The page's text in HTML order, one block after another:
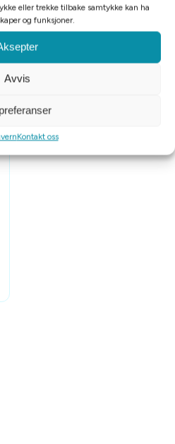
eller trekke tilbake samtykke kan ha
og funksjoner.
Avvis
Kontakt oss
Glitterball